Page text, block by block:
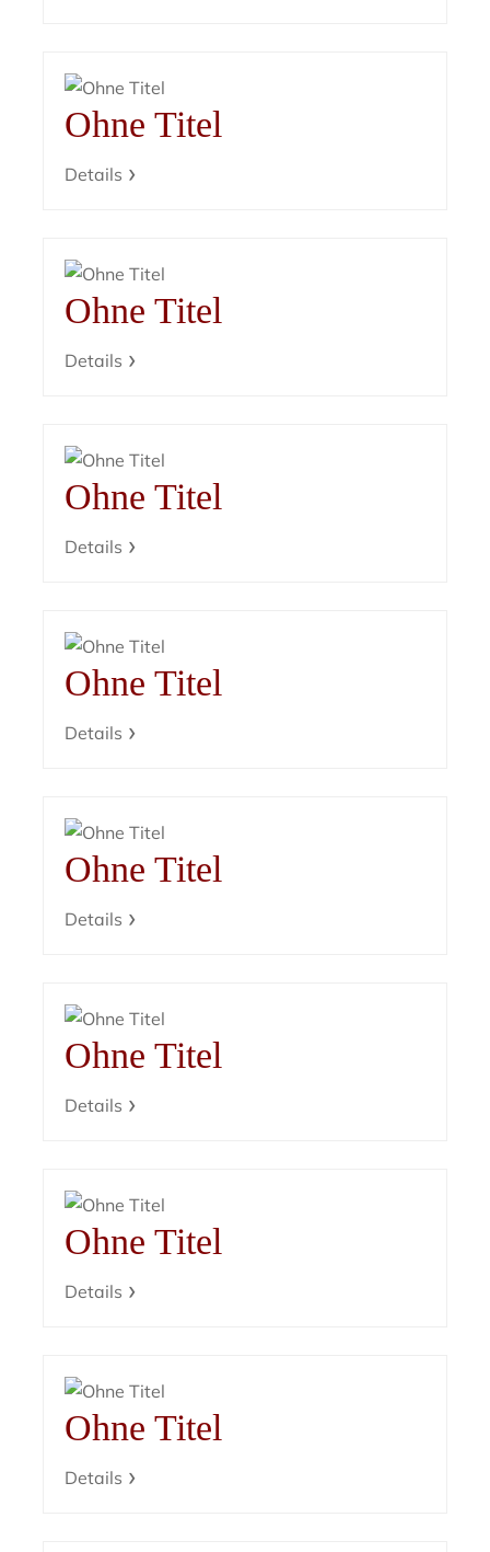
Ohne Titel
Details
Ohne Titel
Details
Ohne Titel
Details
Ohne Titel
Details
Ohne Titel
Details
Ohne Titel
Details
Ohne Titel
Details
Ohne Titel
Details